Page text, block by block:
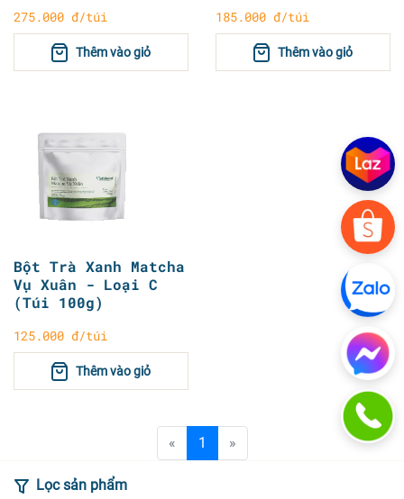
275.000 đ/túi
Thêm vào giỏ
185.000 đ/túi
Thêm vào giỏ
Bột Trà Xanh Matcha
Vụ Xuân - Loại C
(Túi 100g)
125.000 đ/túi
Thêm vào giỏ
« 1 »
Lọc sản phẩm